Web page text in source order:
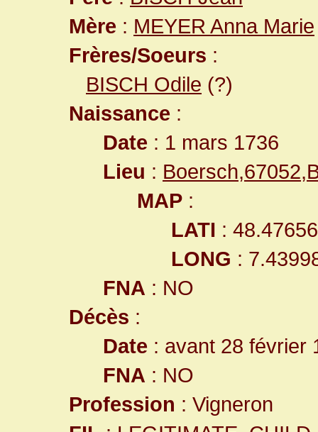
Mère : MEYER Anna Marie
Frères/Soeurs :
BISCH Odile (?)
Naissance :
Date : 1 mars 1736
Lieu :
MAP :
LATI :
LONG :
FNA : NO
Décès :
Date : avant 28 février
FNA : NO
Profession : Vigneron